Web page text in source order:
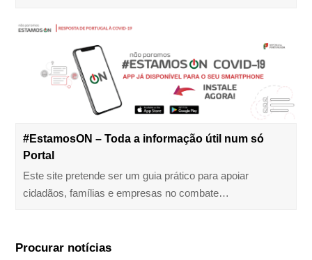
#EstamosON – Toda a informação útil num só
Portal
Este site pretende ser um guia prático para apoiar
cidadãos, famílias e empresas no combate…
Procurar notícias